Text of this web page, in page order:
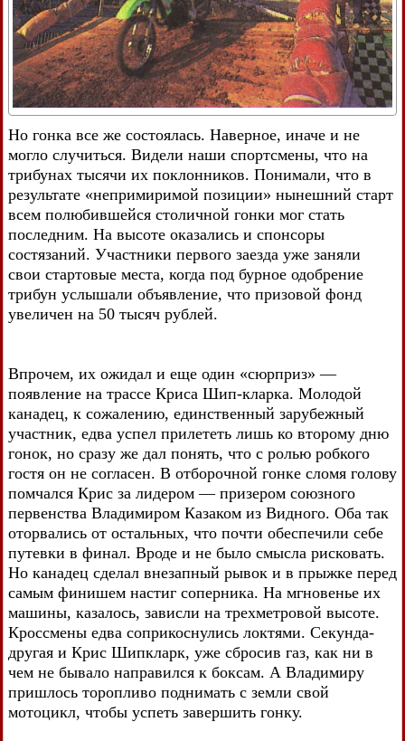
Но гонка все же состоялась. Наверное, иначе и не
могло случиться. Видели наши спортсмены, что на
трибунах тысячи их поклонников. Понимали, что в
результате «непримиримой позиции» нынешний старт
всем полюбившейся столичной гонки мог стать
последним. На высоте оказались и спонсоры
состязаний. Участники первого заезда уже заняли
свои стартовые места, когда под бурное одобрение
трибун услышали объявление, что призовой фонд
увеличен на 50 тысяч рублей.
Впрочем, их ожидал и еще один «сюрприз» —
появление на трассе Криса Шип-кларка. Молодой
канадец, к сожалению, единственный зарубежный
участник, едва успел прилететь лишь ко второму дню
гонок, но сразу же дал понять, что с ролью робкого
гостя он не согласен. В отборочной гонке сломя голову
помчался Крис за лидером — призером союзного
первенства Владимиром Казаком из Видного. Оба так
оторвались от остальных, что почти обеспечили себе
путевки в финал. Вроде и не было смысла рисковать.
Но канадец сделал внезапный рывок и в прыжке перед
самым финишем настиг соперника. На мгновенье их
машины, казалось, зависли на трехметровой высоте.
Кроссмены едва соприкоснулись локтями. Секунда-
другая и Крис Шипкларк, уже сбросив газ, как ни в
чем не бывало направился к боксам. А Владимиру
пришлось торопливо поднимать с земли свой
мотоцикл, чтобы успеть завершить гонку.